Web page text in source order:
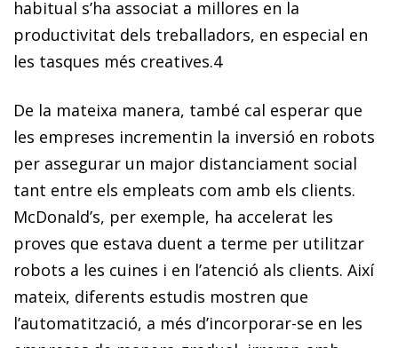
habitual s’ha associat a millores en la
productivitat dels treballadors, en especial en
les tasques més creatives.4
De la mateixa manera, també cal esperar que
les empreses incrementin la inversió en robots
per assegurar un major distanciament social
tant entre els empleats com amb els clients.
McDonald’s, per exemple, ha accelerat les
proves que estava duent a terme per utilitzar
robots a les cuines i en l’atenció als clients. Així
mateix, diferents estudis mostren que
l’automatització, a més d’incorporar-se en les